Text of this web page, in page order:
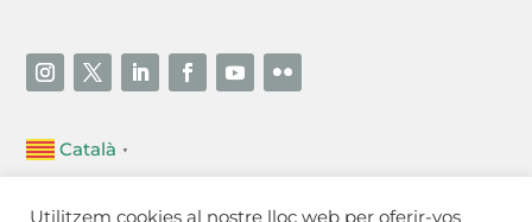
Català ▼
Unió Empresarial de l’Anoia (UEA)
Utilitzem cookies al nostre lloc web per oferir-vos